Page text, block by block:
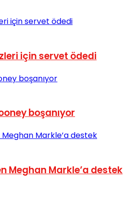
için servet ödedi
boşanıyor
Meghan Markle’a destek